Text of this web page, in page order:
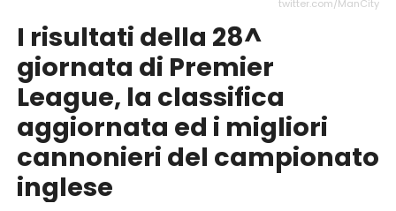
twitter.com/ManCity
I risultati della 28^
giornata di Premier
League, la classifica
aggiornata ed i migliori
cannonieri del campionato
inglese